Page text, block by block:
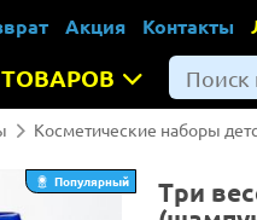
Акция Контакты
Косметические наборы
Популярный
Три